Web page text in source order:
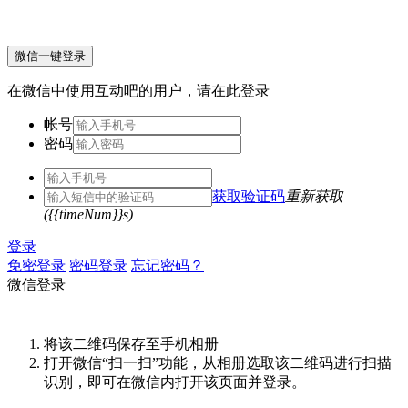
微信一键登录
在微信中使用互动吧的用户，请在此登录
帐号
密码
获取验证码重新获取
({{timeNum}}s)
登录
免密登录 密码登录 忘记密码？
微信登录
将该二维码保存至手机相册
打开微信“扫一扫”功能，从相册选取该二维码进行扫描
识别，即可在微信内打开该页面并登录。